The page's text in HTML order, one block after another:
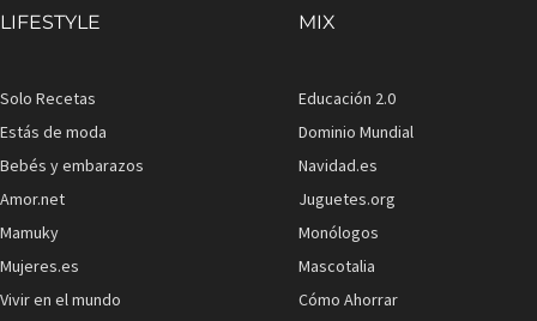
LIFESTYLE
Solo Recetas
Estás de moda
Bebés y embarazos
Amor.net
Mamuky
Mujeres.es
Vivir en el mundo
MIX
Educación 2.0
Dominio Mundial
Navidad.es
Juguetes.org
Monólogos
Mascotalia
Cómo Ahorrar